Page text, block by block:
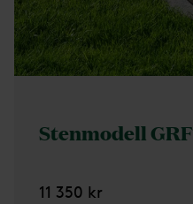
Stenmodell GRF
11 350 kr